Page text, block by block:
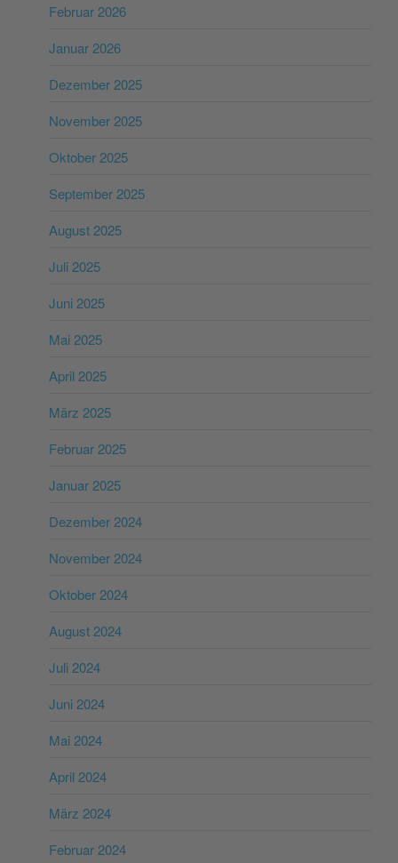
Februar 2026
Januar 2026
Dezember 2025
November 2025
Oktober 2025
September 2025
August 2025
Juli 2025
Juni 2025
Mai 2025
April 2025
März 2025
Februar 2025
Januar 2025
Dezember 2024
November 2024
Oktober 2024
August 2024
Juli 2024
Juni 2024
Mai 2024
April 2024
März 2024
Februar 2024